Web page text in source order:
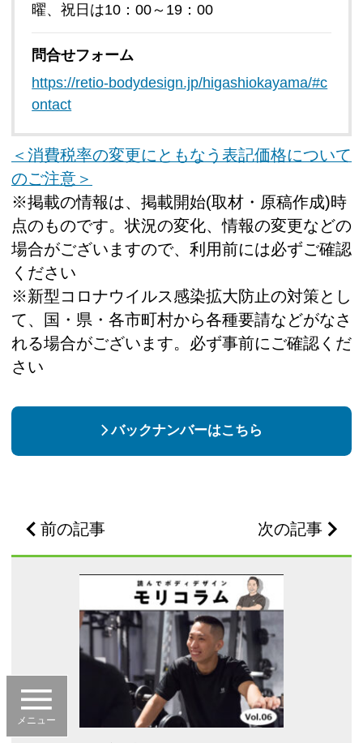
メニュー
曜、祝日は10：00～19：00
問合せフォーム
https://retio-bodydesign.jp/higashiokayama/#c
ontact
＜消費税率の変更にともなう表記価格について
のご注意＞
※掲載の情報は、掲載開始(取材・原稿作成)時
点のものです。状況の変化、情報の変更などの
場合がございますので、利用前には必ずご確認
ください
※新型コロナウイルス感染拡大防止の対策とし
て、国・県・各市町村から各種要請などがなさ
れる場合がございます。必ず事前にご確認くだ
さい
バックナンバーはこちら
前の記事 次の記事